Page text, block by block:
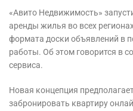
«Авито Недвижимость»
аренды жилья во всех
формата доски объявлений в
работы. Об этом говорится в
сервиса.
Новая концепция
забронировать квартиру